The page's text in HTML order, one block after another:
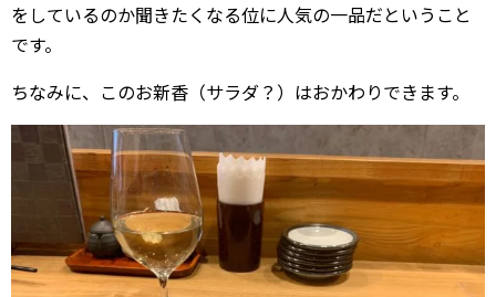
をしているのか聞きたくなる位に人気の一品だということ
です。
ちなみに、このお新香（サラダ？）はおかわりできます。